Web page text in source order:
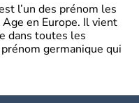
l’un des prénom les
en Europe. Il vient
dans toutes les
germanique qui